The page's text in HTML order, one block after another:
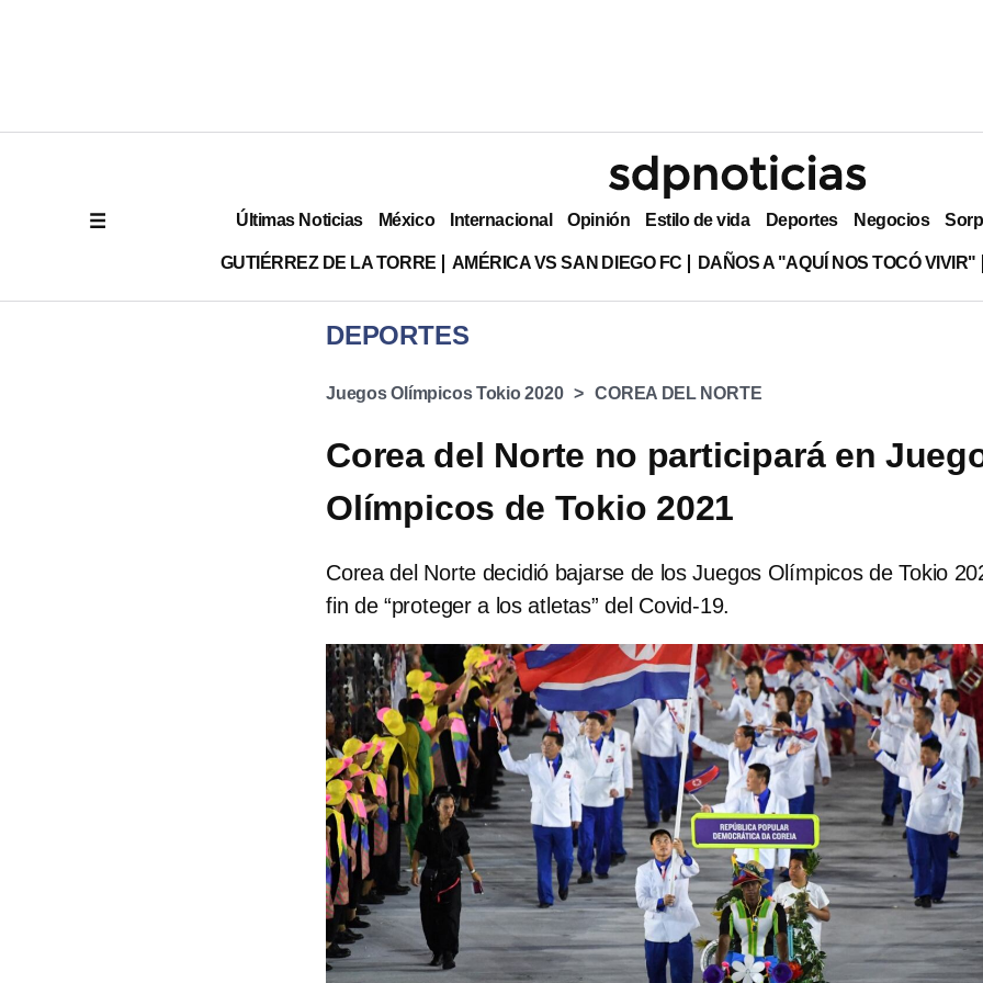
Últimas Noticias México Internacional Opinión Estilo de vida Deportes Negocios
GUTIÉRREZ DE LA TORRE AMÉRICA VS SAN DIEGO FC DAÑOS A "AQUÍ NOS TOCÓ VIVIR"
DEPORTES
Juegos Olímpicos Tokio 2020 COREA DEL NORTE
Corea del Norte no participará en
Olímpicos de Tokio 2021
Corea del Norte decidió bajarse de los Juegos Olímpicos de Tokio
fin de “proteger a los atletas” del Covid-19.